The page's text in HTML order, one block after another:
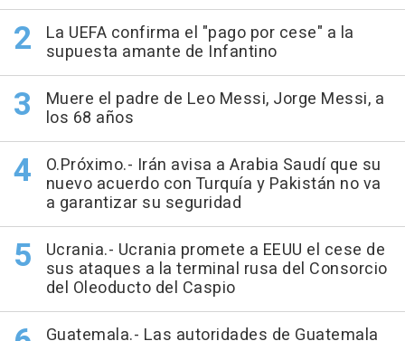
La UEFA confirma el "pago por cese" a la
supuesta amante de Infantino
Muere el padre de Leo Messi, Jorge Messi, a
los 68 años
O.Próximo.- Irán avisa a Arabia Saudí que su
nuevo acuerdo con Turquía y Pakistán no va
a garantizar su seguridad
Ucrania.- Ucrania promete a EEUU el cese de
sus ataques a la terminal rusa del Consorcio
del Oleoducto del Caspio
Guatemala.- Las autoridades de Guatemala